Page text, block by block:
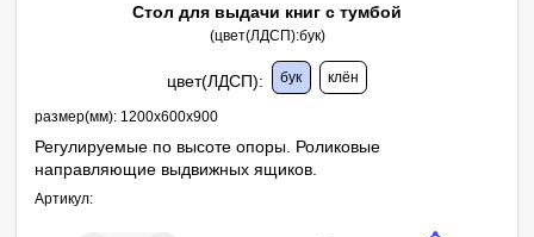
Стол для выдачи книг с тумбой
(цвет(ЛДСП):бук)
цвет(ЛДСП): бук клён
размер(мм): 1200х600х900
Регулируемые по высоте опоры. Роликовые
направляющие выдвижных ящиков.
Размер: 1200х600х900 мм
Материал: ЛДСП 16мм
Кромка: ПВХ
Ручка: скоба, метал.
Артикул: